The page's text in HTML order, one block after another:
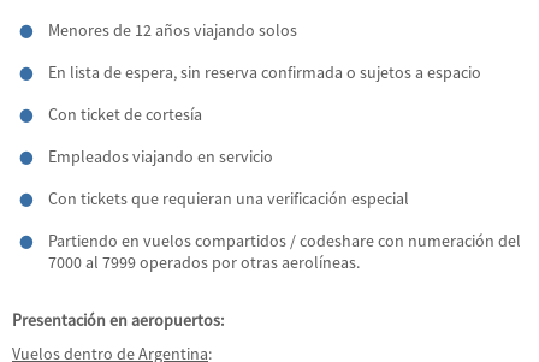
Menores de 12 años viajando solos
En lista de espera, sin reserva confirmada o sujetos a espacio
Con ticket de cortesía
Empleados viajando en servicio
Con tickets que requieran una verificación especial
Partiendo en vuelos compartidos / codeshare con numeración del
7000 al 7999 operados por otras aerolíneas.
Presentación en aeropuertos:
Vuelos dentro de Argentina: